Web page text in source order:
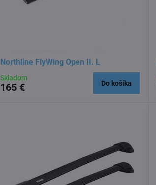
Northline FlyWing Open II. L
Skladom
165 € Do košíka